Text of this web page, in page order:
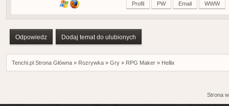
Profil PW Email WWW
Odpowiedz Dodaj temat do ulubionych
Tenchi.pl Strona Główna » Rozrywka » Gry » RPG Maker » Hellix
Strona